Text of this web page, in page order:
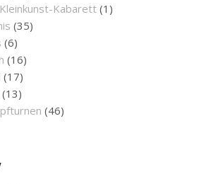
Kabarett(1)
(35)
(6)
(16)
(17)
(13)
(46)